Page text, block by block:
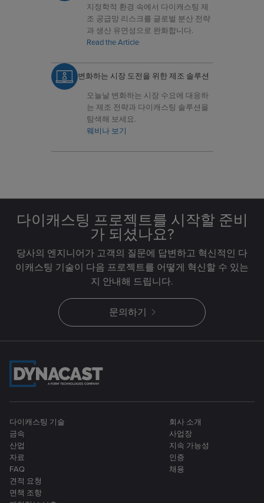
지정학적 환경 속에서 다이캐스팅 제
조 공급망 리스크를 글로벌 분산 전략
과 생산 유연성으로 완화합니다.
Read the Article
변화하는 시장 도전을 위한 제조 솔루션
오늘날 변화하는 시장 수요에 대응하
는 제조 전략과 다이캐스팅 솔루션을
탐색해 보세요.
웨비나 보기
다이캐스팅 프로젝트를 시작할 준비
가 되셨나요?
당사의 엔지니어가 고객의 질문에 답변하고 혁신적인 다
이캐스팅 기술이 다음 프로젝트를 어떻게 혁신할 수 있는
지 안내해 드립니다.
문의하기
다이캐스팅 기술
금속
산업
자료
FAQ
회사 소개
사업장
지속 가능성
인증
채용
견적 요청
면책 조항